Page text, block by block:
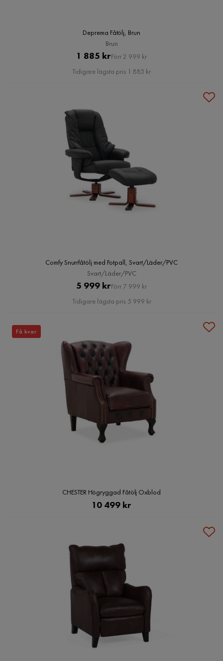
Deprema Fåtölj, Brun
Brun
Pris
1 885 krOriginal
Pris
Förr 2 999 kr
Tidigare lägsta pris 1 885 kr
Comfy Snurrfåtölj med Fotpall, Svart/Läder/PVC
Svart/Läder/PVC
Pris
5 999 krOriginal
Pris
Förr 7 999 kr
Tidigare lägsta pris 5 999 kr
CHESTER Högryggad Fåtölj Oxblod
Pris
10 499 kr
Få kvar